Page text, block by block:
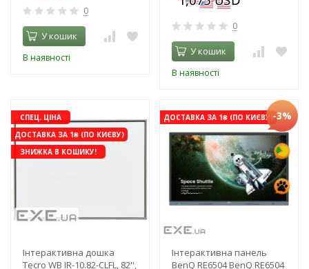
0
У кошик
В наявності
0
У кошик
В наявності
СПЕЦ. ЦІНА
ДОСТАВКА ЗА 1₴ (ПО КИЄВУ)
ЗНИЖКА В КОШИКУ!
Інтерактивна дошка
Tecro WB IR-10.82-CLFL, 82'',
ДОСТАВКА ЗА 1₴ (ПО КИЄВУ)-3%
Інтерактивна панель
BenQ RE6504 BenQ RE6504